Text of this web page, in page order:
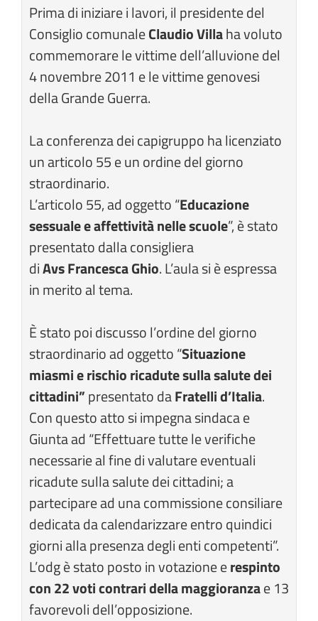
Prima di iniziare i lavori, il presidente del
Consiglio comunaleClaudio Villaha voluto
commemorare le vittime dell’alluvione del
4 novembre 2011 e le vittime genovesi
della Grande Guerra.
La conferenza dei capigruppo ha licenziato
un articolo 55 e un ordine del giorno
straordinario.
L’articolo 55, ad oggetto “Educazione
sessuale e affettività nelle scuole”, è stato
presentato dalla consigliera
diAvs Francesca Ghio. L’aula si è espressa
in merito al tema.
È stato poi discusso l’ordine del giorno
straordinario ad oggetto “Situazione
miasmi e rischio ricadute sulla salute dei
cittadini”presentato daFratelli d’Italia.
Con questo atto si impegna sindaca e
Giunta ad “Effettuare tutte le verifiche
necessarie al fine di valutare eventuali
ricadute sulla salute dei cittadini; a
partecipare ad una commissione consiliare
dedicata da calendarizzare entro quindici
giorni alla presenza degli enti competenti”.
L’odg è stato posto in votazione erespinto
con 22 voti contrari della maggioranzae 13
favorevoli dell’opposizione.